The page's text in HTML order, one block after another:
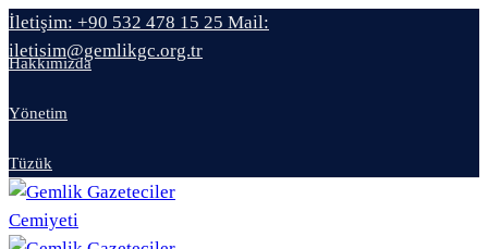
İletişim: +90 532 478 15 25 Mail:
iletisim@gemlikgc.org.tr
Hakkımızda
Yönetim
Tüzük